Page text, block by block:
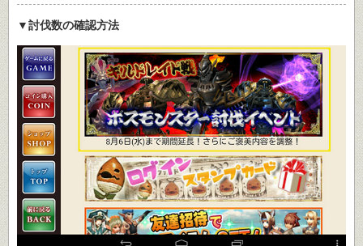
▼討伐数の確認方法